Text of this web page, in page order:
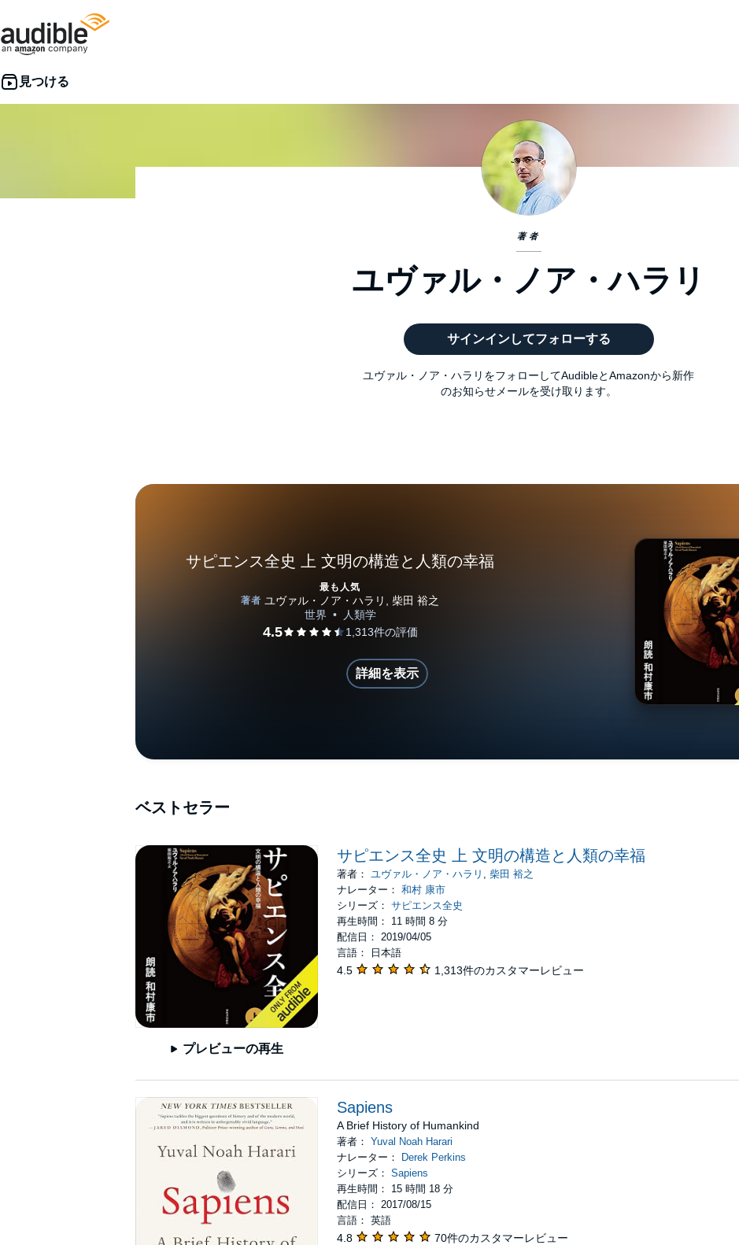
著者
ユヴァル・ノア・ハラリ
サインインしてフォローする
ユヴァル・ノア・ハラリをフォローしてAudibleとAmazonから新作
のお知らせメールを受け取ります。
サピエンス全史 上 文明の構造と人類の幸福
最も人気
詳細を表示
ベストセラー
プレビューの再生
サピエンス全史 上 文明の構造と人類の幸福
著者： ユヴァル・ノア・ハラリ , 柴田 裕之
ナレーター： 和村 康市
シリーズ： サピエンス全史
再生時間： 11 時間 8 分
配信日： 2019/04/05
言語： 日本語
4.5 1,313件のカスタマーレビュー
Sapiens
A Brief History of Humankind
著者： Yuval Noah Harari
ナレーター：
Derek Perkins
シリーズ： Sapiens
再生時間： 15 時間 18 分
配信日： 2017/08/15
言語： 英語
4.8 70件のカスタマーレビュー